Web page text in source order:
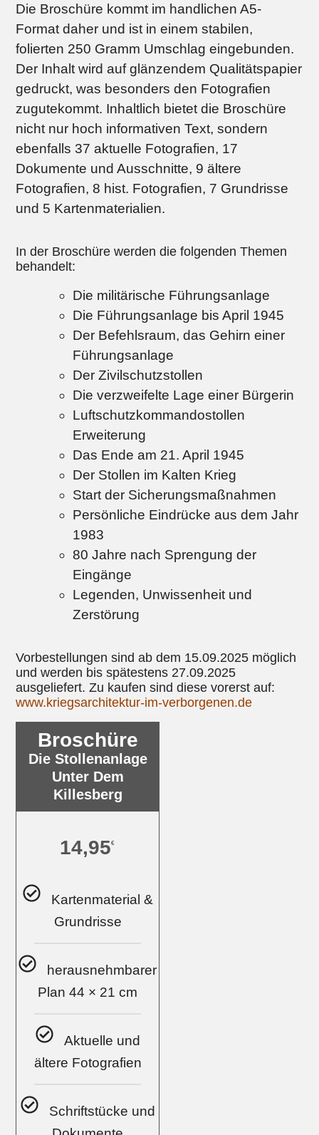
Die Broschüre kommt im handlichen A5-
Format daher und ist in einem stabilen,
folierten 250 Gramm Umschlag eingebunden.
Der Inhalt wird auf glänzendem Qualitätspapier
gedruckt, was besonders den Fotografien
zugutekommt. Inhaltlich bietet die Broschüre
nicht nur hoch informativen Text, sondern
ebenfalls 37 aktuelle Fotografien, 17
Dokumente und Ausschnitte, 9 ältere
Fotografien, 8 hist. Fotografien, 7 Grundrisse
und 5 Kartenmaterialien.
In der Broschüre werden die folgenden Themen
behandelt:
Die militärische Führungsanlage
Die Führungsanlage bis April 1945
Der Befehlsraum, das Gehirn einer
Führungsanlage
Der Zivilschutzstollen
Die verzweifelte Lage einer Bürgerin
Luftschutzkommandostollen
Erweiterung
Das Ende am 21. April 1945
Der Stollen im Kalten Krieg
Start der Sicherungsmaßnahmen
Persönliche Eindrücke aus dem Jahr
1983
80 Jahre nach Sprengung der
Eingänge
Legenden, Unwissenheit und
Zerstörung
Vorbestellungen sind ab dem 15.09.2025 möglich
und werden bis spätestens 27.09.2025
ausgeliefert. Zu kaufen sind diese vorerst auf:
www.kriegsarchitektur-im-verborgenen.de
Broschüre
Die Stollenanlage
Unter Dem
Killesberg
14,95€
Kartenmaterial &
Grundrisse
herausnehmbarer
Plan 44 × 21 cm
Aktuelle und
ältere Fotografien
Schriftstücke und